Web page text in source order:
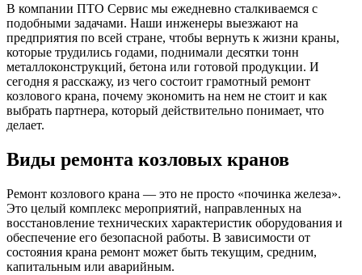
В компании ПТО Сервис мы ежедневно сталкиваемся с
подобными задачами. Наши инженеры выезжают на
предприятия по всей стране, чтобы вернуть к жизни краны,
которые трудились годами, поднимали десятки тонн
металлоконструкций, бетона или готовой продукции. И
сегодня я расскажу, из чего состоит грамотный ремонт
козлового крана, почему экономить на нем не стоит и как
выбрать партнера, который действительно понимает, что
делает.
Виды ремонта козловых кранов
Ремонт козлового крана — это не просто «починка железа».
Это целый комплекс мероприятий, направленных на
восстановление технических характеристик оборудования и
обеспечение его безопасной работы. В зависимости от
состояния крана ремонт может быть текущим, средним,
капитальным или аварийным.